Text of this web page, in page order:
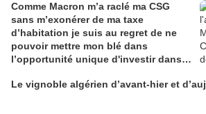
Comme Macron m’a raclé ma CSG
sans m’exonérer de ma taxe
d’habitation je suis au regret de ne
pouvoir mettre mon blé dans
l’opportunité unique d'investir dans
Alain Edouard
Le vignoble algérien d’avant-hier et